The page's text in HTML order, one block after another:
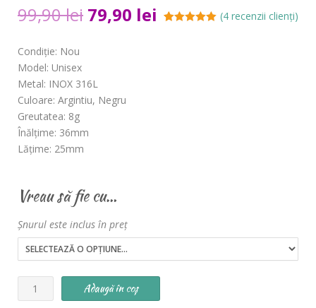
(4 recenzii clienți)
99,90lei 79,90 lei
Condiție: Nou
Model: Unisex
Metal: INOX 316L
Culoare: Argintiu, Negru
Greutatea: 8g
Înălțime: 36mm
Lățime: 25mm
Vreau să fie cu…
Șnurul este inclus în preț
Cantitate
Pandantiv
Adaugă în coș